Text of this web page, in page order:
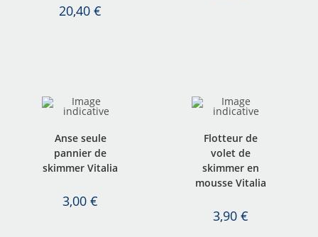
20,40€
Anse seule
pannier de
skimmer Vitalia
3,00€
Flotteur de
volet de
skimmer en
mousse Vitalia
3,90 €